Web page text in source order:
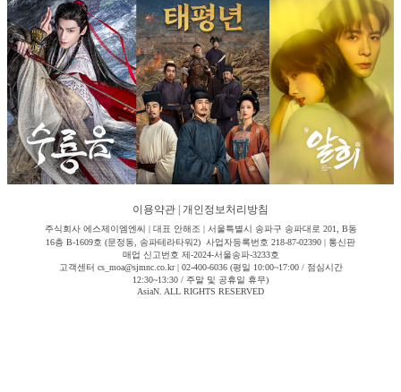
이용약관 개인정보처리방침
주식회사 에스제이엠엔씨 | 대표 안해조 | 서울특별시 송파구 송파대로 201, B동
16층 B-1609호 (문정동, 송파테라타워2) 사업자등록번호 218-87-02390 | 통신판
매업 신고번호 제-2024-서울송파-3233호
고객센터 cs_moa@sjmnc.co.kr | 02-400-6036 (평일 10:00~17:00 / 점심시간
12:30~13:30 / 주말 및 공휴일 휴무)
AsiaN. ALL RIGHTS RESERVED